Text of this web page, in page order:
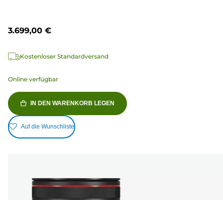
3.699,00 €
Kostenloser Standardversand
Online verfügbar
IN DEN WARENKORB LEGEN
Auf die Wunschliste